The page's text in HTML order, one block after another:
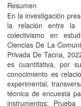
Resumen
En la investigación
la relación entre la
colectivismo en
Ciencias De La
Privada De Tacna,
es cuantitativa, por
conocimiento es
experimental,
técnica de encuesta
instrumentos: